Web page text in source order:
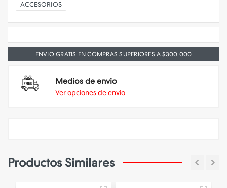
ACCESORIOS
ENVIO GRATIS EN COMPRAS SUPERIORES A $300.000
Medios de envio
Ver opciones de envio
Productos Similares